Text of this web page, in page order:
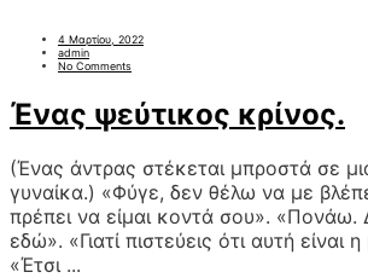
4 Μαρτίου, 2022
admin
No Comments
Ένας ψεύτικος κρίνος.
(Ένας άντρας στέκεται μπροστά σε
γυναίκα.) «Φύγε, δεν θέλω να με
πρέπει να είμαι κοντά σου». «Πονάω.
εδώ». «Γιατί πιστεύεις ότι αυτή είναι
«Έτσι ...